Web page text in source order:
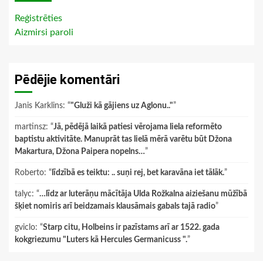
Reģistrēties
Aizmirsi paroli
Pēdējie komentāri
Janis Karklins: “"Gluži kā gājiens uz Aglonu.."”
martinsz: “Jā, pēdējā laikā patiesi vērojama liela reformēto
baptistu aktivitāte. Manuprāt tas lielā mērā varētu būt Džona
Makartura, Džona Paipera nopelns…”
Roberto: “ līdzībā es teiktu: .. suņi rej, bet karavāna iet tālāk.”
talyc: “…līdz ar luterāņu mācītāja Ulda Rožkalna aiziešanu mūžībā
šķiet nomiris arī beidzamais klausāmais gabals tajā radio”
gviclo: “Starp citu, Holbeins ir pazīstams arī ar 1522. gada
kokgriezumu "Luters kā Hercules Germanicuss ".”